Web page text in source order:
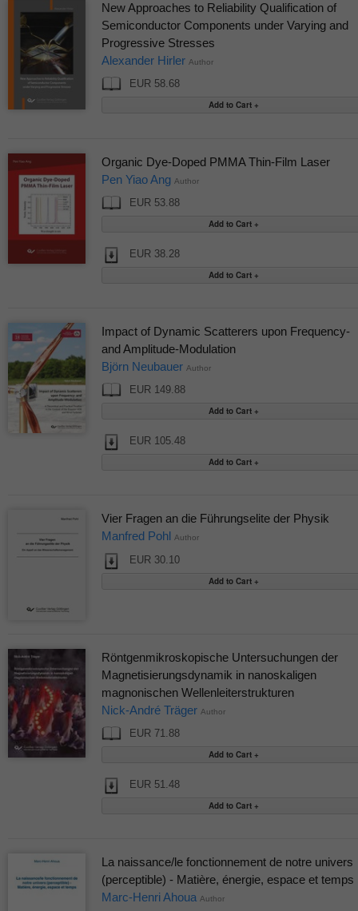
New Approaches to Reliability Qualification of
Semiconductor Components under Varying and
Progressive Stresses
Alexander Hirler Author
EUR 58.68
Organic Dye-Doped PMMA Thin-Film Laser
Pen Yiao Ang Author
EUR 53.88
EUR 38.28
Impact of Dynamic Scatterers upon Frequency-
and Amplitude-Modulation
Björn Neubauer Author
EUR 149.88
EUR 105.48
Vier Fragen an die Führungselite der Physik
Manfred Pohl Author
EUR 30.10
Röntgenmikroskopische Untersuchungen der
Magnetisierungsdynamik in nanoskaligen
magnonischen Wellenleiterstrukturen
Nick-André Träger Author
EUR 71.88
EUR 51.48
La naissance/le fonctionnement de notre univers
(perceptible) - Matière, énergie, espace et temps
Marc-Henri Ahoua Author